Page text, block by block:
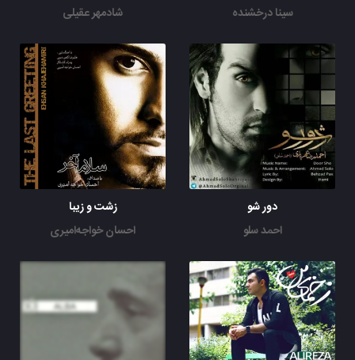
سینا درخشنده
شادمهر عقیلی
دور شو
احمد سلو
زشت و زیبا
احسان خواجه‌امیری